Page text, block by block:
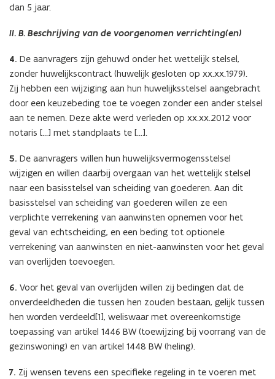
dan 5 jaar.
II. B. Beschrijving van de voorgenomen verrichting(en)
4. De aanvragers zijn gehuwd onder het wettelijk stelsel,
zonder huwelijkscontract (huwelijk gesloten op xx.xx.1979).
Zij hebben een wijziging aan hun huwelijksstelsel aangebracht
door een keuzebeding toe te voegen zonder een ander stelsel
aan te nemen. Deze akte werd verleden op xx.xx.2012 voor
notaris […] met standplaats te […].
5. De aanvragers willen hun huwelijksvermogensstelsel
wijzigen en willen daarbij overgaan van het wettelijk stelsel
naar een basisstelsel van scheiding van goederen. Aan dit
basisstelsel van scheiding van goederen willen ze een
verplichte verrekening van aanwinsten opnemen voor het
geval van echtscheiding, en een beding tot optionele
verrekening van aanwinsten en niet-aanwinsten voor het geval
van overlijden toevoegen.
6. Voor het geval van overlijden willen zij bedingen dat de
onverdeeldheden die tussen hen zouden bestaan, gelijk tussen
hen worden verdeeld[1], weliswaar met overeenkomstige
toepassing van artikel 1446 BW (toewijzing bij voorrang van de
gezinswoning) en van artikel 1448 BW (heling).
7. Zij wensen tevens een specifieke regeling in te voeren met